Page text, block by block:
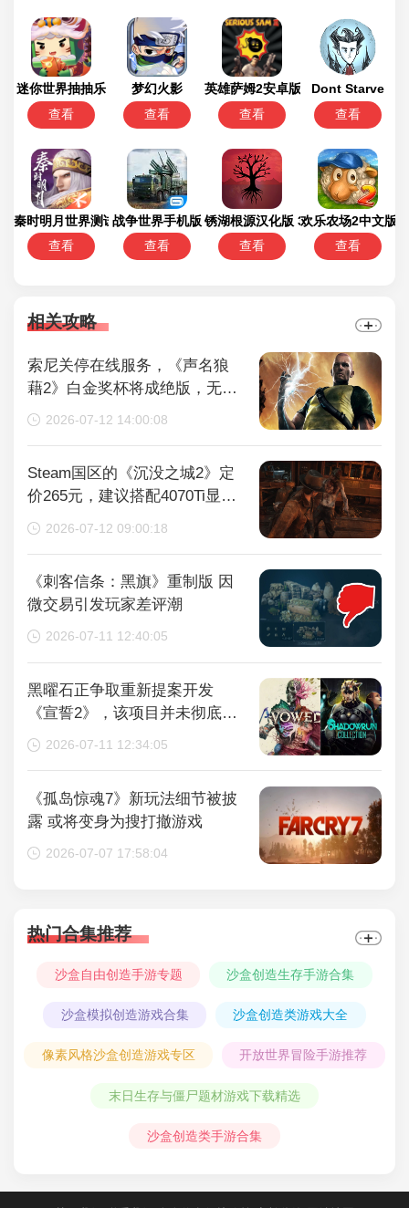
迷你世界抽抽乐
查看
梦幻火影
查看
英雄萨姆2安卓版
查看
Dont Starve
查看
秦时明月世界测试服
查看
战争世界手机版
查看
锈湖根源汉化版 3.1.5
查看
欢乐农场2中文版
查看
相关攻略
索尼关停在线服务，《声名狼
藉2》白金奖杯将成绝版，无法
再获取
2026-07-12 14:00:08
Steam国区的《沉没之城2》定
价265元，建议搭配4070Ti显卡
以获得较好体验
2026-07-12 09:00:18
《刺客信条：黑旗》重制版 因
微交易引发玩家差评潮
2026-07-11 12:40:05
黑曜石正争取重新提案开发
《宣誓2》，该项目并未彻底取
消
2026-07-11 12:34:05
《孤岛惊魂7》新玩法细节被披
露 或将变身为搜打撤游戏
2026-07-07 17:58:04
热门合集推荐
沙盒自由创造手游专题 沙盒创造生存手游合集
沙盒模拟创造游戏合集 沙盒创造类游戏大全
像素风格沙盒创造游戏专区 开放世界冒险手游推荐
末日生存与僵尸题材游戏下载精选
沙盒创造类手游合集